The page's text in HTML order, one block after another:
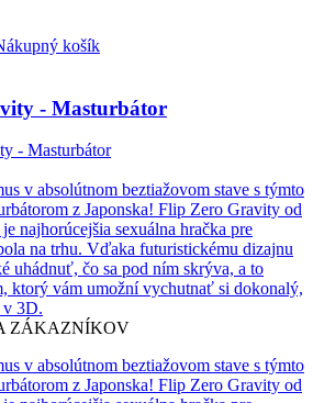
košík
- Masturbátor
v absolútnom beztiažovom stave s týmto
z Japonska! Flip Zero Gravity od
najhorúcejšia sexuálna hračka pre
na trhu. Vďaka futuristickému dizajnu
uhádnuť, čo sa pod ním skrýva, a to
ktorý vám umožní vychutnať si dokonalý,
v 3D.
ZÁKAZNÍKOV
v absolútnom beztiažovom stave s týmto
z Japonska! Flip Zero Gravity od